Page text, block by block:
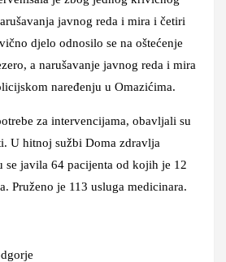
javnog reda i mira i četiri
djelo odnosilo se na oštećenje
a narušavanje javnog reda i mira
naređenju u Omazićima.
za intervencijama, obavljali su
U hitnoj sužbi Doma zdravlja
se javila 64 pacijenta od kojih je 12
Pruženo je 113 usluga medicinara.